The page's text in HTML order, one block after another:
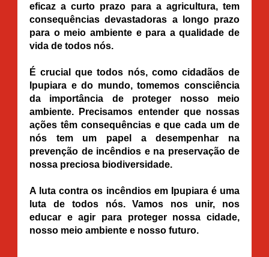
eficaz a curto prazo para a agricultura, tem
consequências devastadoras a longo prazo
para o meio ambiente e para a qualidade de
vida de todos nós.
É crucial que todos nós, como cidadãos de
Ipupiara e do mundo, tomemos consciência
da importância de proteger nosso meio
ambiente. Precisamos entender que nossas
ações têm consequências e que cada um de
nós tem um papel a desempenhar na
prevenção de incêndios e na preservação de
nossa preciosa biodiversidade.
A luta contra os incêndios em Ipupiara é uma
luta de todos nós. Vamos nos unir, nos
educar e agir para proteger nossa cidade,
nosso meio ambiente e nosso futuro.